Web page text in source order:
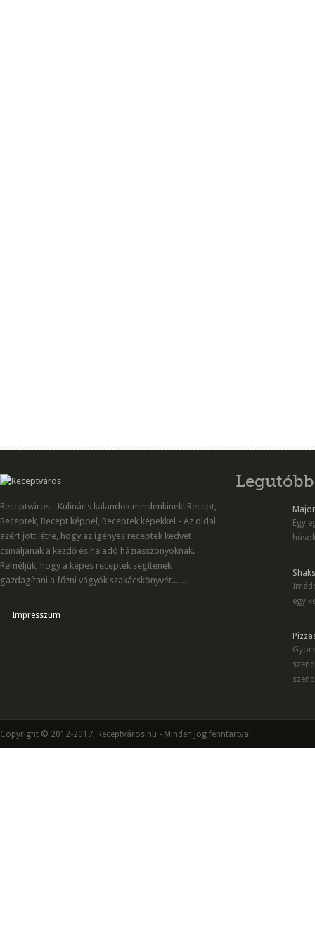
Receptváros - Kulináris kalandok mindenkinek! Recept,
Receptek, Recept képpel, Receptek képekkel - Az oldal
azért jött létre, hogy az igényes receptek kedvet
csináljanak a kezdő és haladó háziasszonyoknak.
Reméljük, hogy a képes receptek segítenek
gazdagítani a főzni vágyók szakácskönyvét.......
Impresszum
Egy
egy
Copyright © 2012-2017, Receptváros.hu - Minden jog fenntartva!